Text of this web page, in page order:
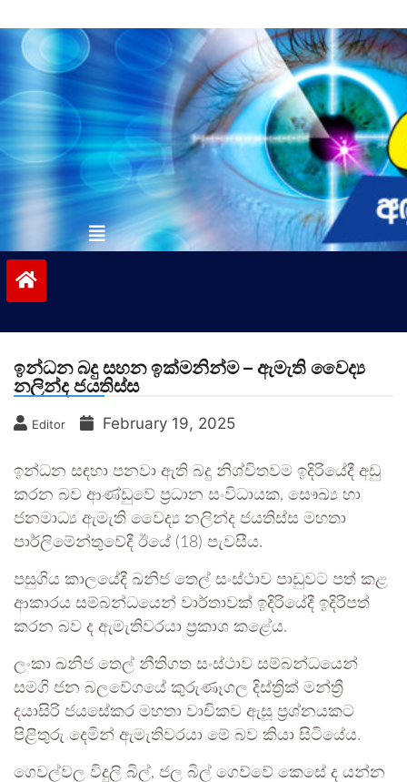
to
contentvinivida.lk
ඉන්ධන බදු සහන ඉක්මනින්ම – ඇමැති වෛද්‍ය
නලින්ද ජයතිස්ස
Editor February 19, 2025
ඉන්ධන සඳහා පනවා ඇති බදු නිශ්චිතවම ඉදිරියේදී අඩු
කරන බව ආණ්ඩුවේ ප්‍රධාන සංවිධායක, සෞඛ්‍ය හා
ජනමාධ්‍ය ඇමැති වෛද්‍ය නලින්ද ජයතිස්ස මහතා
පාර්ලිමේන්තුවේදී ඊයේ (18) පැවසීය.
පසුගිය කාලයේදී ඛනිජ තෙල් සංස්ථාව පාඩුවට පත් කළ
ආකාරය සම්බන්ධයෙන් වාර්තාවක් ඉදිරියේදී ඉදිරිපත්
කරන බව ද ඇමැතිවරයා ප්‍රකාශ කළේය.
ලංකා ඛනිජ තෙල් නීතිගත සංස්ථාව සම්බන්ධයෙන්
සමගි ජන බලවේගයේ කුරුණෑගල දිස්ත්‍රික් මන්ත්‍රී
දයාසිරි ජයසේකර මහතා වාචිකව ඇසූ ප්‍රශ්නයකට
පිළිතුරු දෙමින් ඇමැතිවරයා මේ බව කියා සිටියේය.
ගෙවල්වල විදුලි බිල්, ජල බිල් ගෙව්වේ කෙසේ ද යන්න